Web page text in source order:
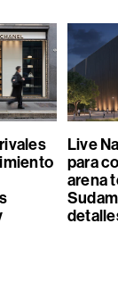
Live
para
arena